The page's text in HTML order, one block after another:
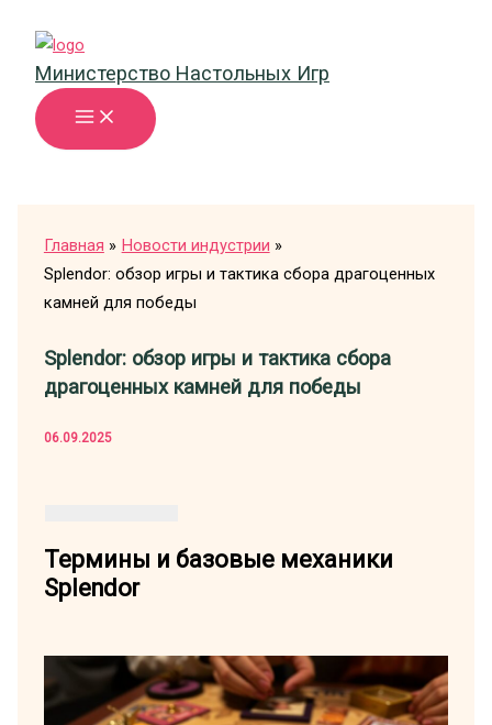
содержимому
Министерство Настольных Игр
Главная
Новости индустрии
Splendor: обзор игры и тактика сбора драгоценных
камней для победы
Splendor: обзор игры и тактика сбора
драгоценных камней для победы
06.09.2025
Термины и базовые механики
Splendor